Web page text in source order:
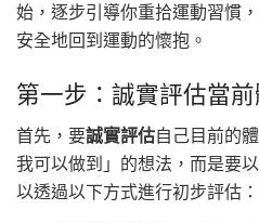
始，逐步引導你重拾運動習慣
安全地回到運動的懷抱。
第一步：誠實評估當
首先，要誠實評估自己目前的
我可以做到」的想法，而是要
以透過以下方式進行初步評估：